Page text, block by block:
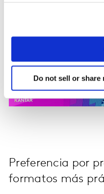
Do not sell or
Preferencia por
formatos más